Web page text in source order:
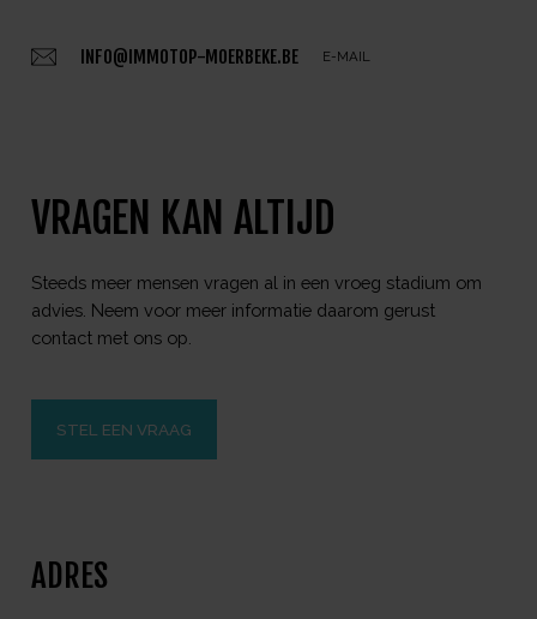
INFO@IMMOTOP-MOERBEKE.BE E-MAIL
VRAGEN KAN ALTIJD
Steeds meer mensen vragen al in een vroeg stadium om
advies. Neem voor meer informatie daarom gerust
contact met ons op.
STEL EEN VRAAG
ADRES